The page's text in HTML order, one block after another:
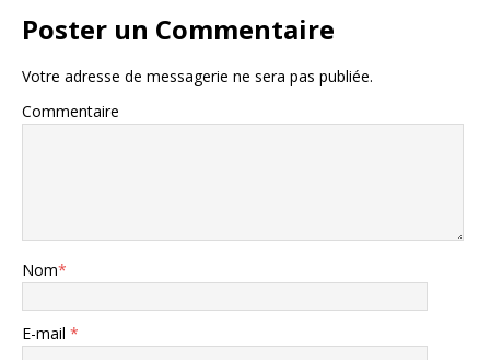
Poster un Commentaire
Votre adresse de messagerie ne sera pas publiée.
Commentaire
Nom*
E-mail *